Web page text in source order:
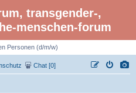
transgender-,
menschen-forum
Personen (d/m/w)
Chat [0]